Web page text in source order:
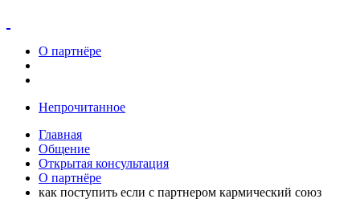
О партнёре
Непрочитанное
Главная
Общение
Открытая консультация
О партнёре
как поступить если с партнером кармический союз